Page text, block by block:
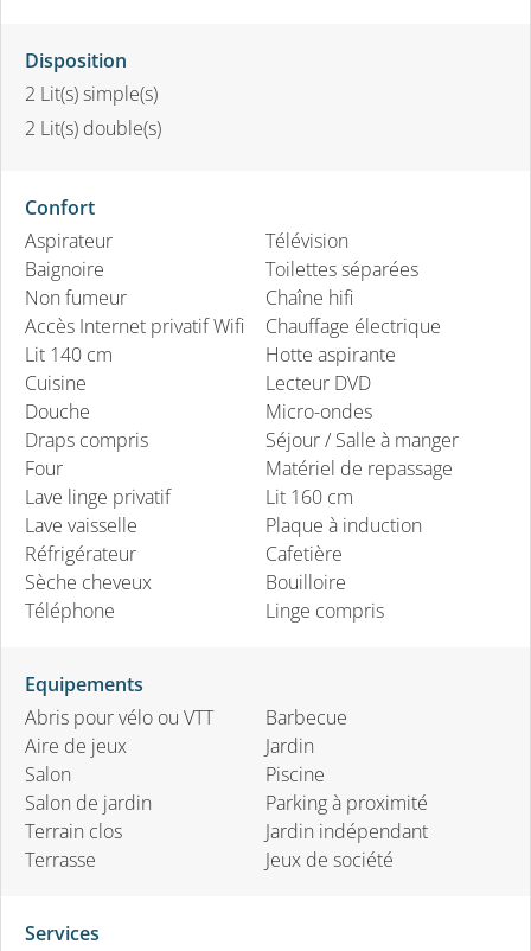
Disposition
2 Lit(s) simple(s)
2 Lit(s) double(s)
Confort
Aspirateur
Baignoire
Non fumeur
Accès Internet privatif Wifi
Lit 140 cm
Cuisine
Douche
Draps compris
Four
Lave linge privatif
Lave vaisselle
Réfrigérateur
Sèche cheveux
Téléphone
Télévision
Toilettes séparées
Chaîne hifi
Chauffage électrique
Hotte aspirante
Lecteur DVD
Micro-ondes
Séjour / Salle à manger
Matériel de repassage
Lit 160 cm
Plaque à induction
Cafetière
Bouilloire
Linge compris
Equipements
Abris pour vélo ou VTT
Aire de jeux
Salon
Salon de jardin
Terrain clos
Terrasse
Barbecue
Jardin
Piscine
Parking à proximité
Jardin indépendant
Jeux de société
Services